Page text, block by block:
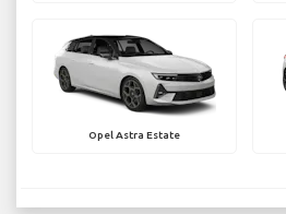
Opel Astra Estate